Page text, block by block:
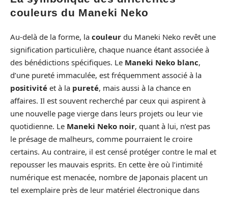
couleurs du Maneki Neko
Au-delà de la forme, la couleur du Maneki Neko revêt une
signification particulière, chaque nuance étant associée à
des bénédictions spécifiques. Le Maneki Neko blanc,
d’une pureté immaculée, est fréquemment associé à la
positivité et à la pureté, mais aussi à la chance en
affaires. Il est souvent recherché par ceux qui aspirent à
une nouvelle page vierge dans leurs projets ou leur vie
quotidienne. Le Maneki Neko noir, quant à lui, n’est pas
le présage de malheurs, comme pourraient le croire
certains. Au contraire, il est censé protéger contre le mal et
repousser les mauvais esprits. En cette ère où l’intimité
numérique est menacée, nombre de Japonais placent un
tel exemplaire près de leur matériel électronique dans